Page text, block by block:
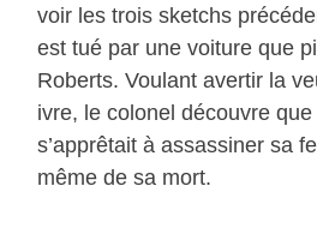
voir les trois sketchs
est tué par une voiture que
Roberts. Voulant avertir la
ivre, le colonel découvre
s’apprêtait à assassiner sa
même de sa mort.